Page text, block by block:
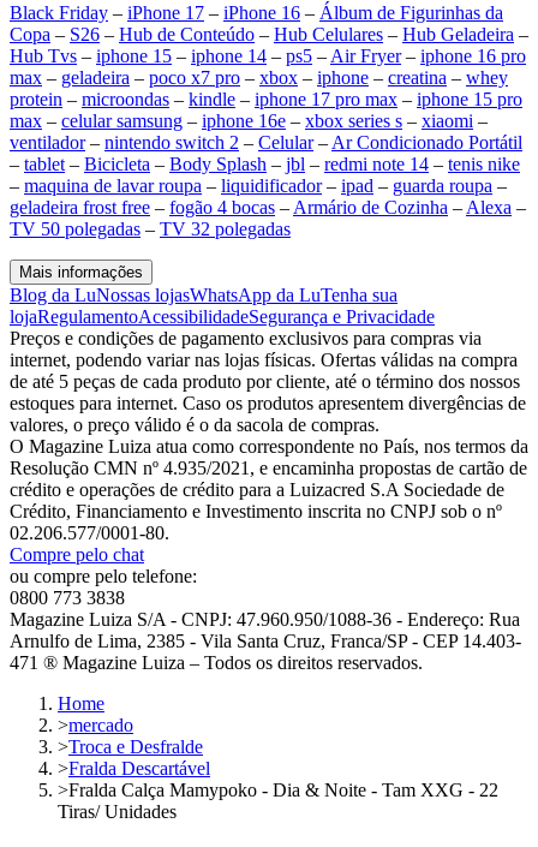
Black Friday – iPhone 17 – iPhone 16 – Álbum de Figurinhas da
Copa – S26 – Hub de Conteúdo – Hub Celulares – Hub Geladeira –
Hub Tvs – iphone 15 – iphone 14 – ps5 – Air Fryer– iphone 16 pro
max – geladeira – poco x7 pro – xbox – iphone – creatina – whey
protein – microondas – kindle – iphone 17 pro max – iphone 15 pro
max – celular samsung – iphone 16e – xbox series s – xiaomi –
ventilador– nintendo switch 2 – Celular– Ar Condicionado Portátil
– tablet – Bicicleta – Body Splash – jbl – redmi note 14 – tenis nike
– maquina de lavar roupa – liquidificador– ipad – guarda roupa –
geladeira frost free – fogão 4 bocas – Armário de Cozinha – Alexa –
TV 50 polegadas – TV 32 polegadas
Mais informações
Blog da LuNossas lojasWhatsApp da LuTenha sua
lojaRegulamentoAcessibilidadeSegurança e Privacidade
Preços e condições de pagamento exclusivos para compras via
internet, podendo variar nas lojas físicas. Ofertas válidas na compra
de até 5 peças de cada produto por cliente, até o término dos nossos
estoques para internet. Caso os produtos apresentem divergências de
valores, o preço válido é o da sacola de compras.
O Magazine Luiza atua como correspondente no País, nos termos da
Resolução CMN nº 4.935/2021, e encaminha propostas de cartão de
crédito e operações de crédito para a Luizacred S.A Sociedade de
Crédito, Financiamento e Investimento inscrita no CNPJ sob o nº
02.206.577/0001-80.
Compre pelo chat
ou compre pelo telefone:
0800 773 3838
Magazine Luiza S/A - CNPJ: 47.960.950/1088-36 - Endereço: Rua
Arnulfo de Lima, 2385 - Vila Santa Cruz, Franca/SP - CEP 14.403-
471 ® Magazine Luiza – Todos os direitos reservados.
Home
>mercado
>Troca e Desfralde
>Fralda Descartável
>Fralda Calça Mamypoko - Dia & Noite - Tam XXG - 22
Tiras/ Unidades